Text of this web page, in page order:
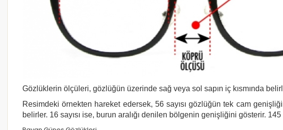
Gözlüklerin ölçüleri, gözlüğün üzerinde sağ veya sol sapın iç kısmında
Resimdeki örnekten hareket edersek, 56 sayısı gözlüğün tek cam
belirler. 16 sayısı ise, burun aralığı denilen bölgenin genişliğini gösterir.